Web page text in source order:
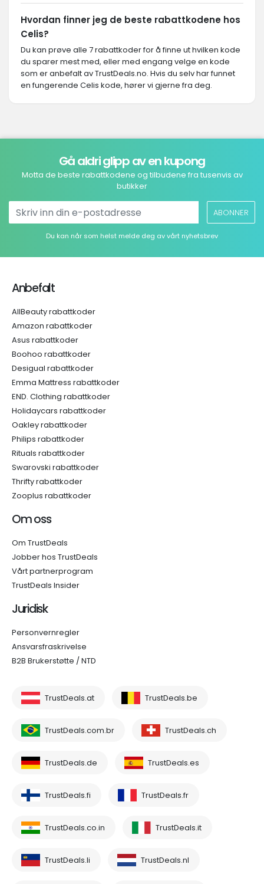
Hvordan finner jeg de beste rabattkodene hos
Celis?
Du kan prøve alle 7 rabattkoder for å finne ut hvilken kode
du sparer mest med, eller med engang velge en kode
som er anbefalt av TrustDeals.no. Hvis du selv har funnet
en fungerende Celis kode, hører vi gjerne fra deg.
Gå aldri glipp av en kupong
Motta de beste rabattkodene og tilbudene fra tusenvis av
butikker
ABONNER
Du kan når som helst melde deg av vårt nyhetsbrev
Anbefalt
AllBeauty rabattkoder
Amazon rabattkoder
Asus rabattkoder
Boohoo rabattkoder
Desigual rabattkoder
Emma Mattress rabattkoder
END. Clothing rabattkoder
Holidaycars rabattkoder
Oakley rabattkoder
Philips rabattkoder
Rituals rabattkoder
Swarovski rabattkoder
Thrifty rabattkoder
Zooplus rabattkoder
Om oss
Om TrustDeals
Jobber hos TrustDeals
Vårt partnerprogram
TrustDeals Insider
Juridisk
Personvernregler
Ansvarsfraskrivelse
B2B Brukerstøtte / NTD
TrustDeals.at TrustDeals.be
TrustDeals.com.br TrustDeals.ch
TrustDeals.de TrustDeals.es
TrustDeals.fi TrustDeals.fr
TrustDeals.co.in TrustDeals.it
TrustDeals.li TrustDeals.nl